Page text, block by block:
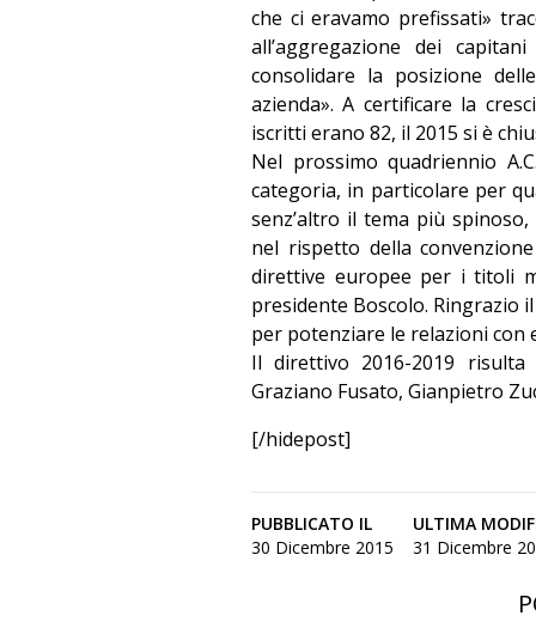
che ci eravamo prefissati»
all’aggregazione dei
consolidare la posizione
azienda». A certificare la
iscritti erano 82, il 2015 si è
Nel prossimo quadriennio
categoria, in particolare per
senz’altro il tema più
nel rispetto della
direttive europee per i titoli
presidente Boscolo. Ringrazio
per potenziare le relazioni con
Il direttivo 2016-2019 risulta
Graziano Fusato, Gianpietro
[/hidepost]
PUBBLICATO IL
30 Dicembre 2015
ULTIMA
31 Dicembre